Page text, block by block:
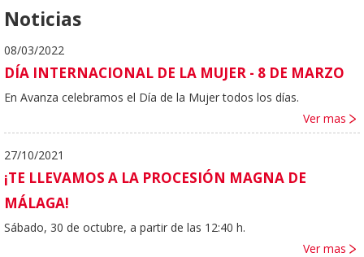
Noticias
08/03/2022
DÍA INTERNACIONAL DE LA MUJER - 8 DE MARZO
En Avanza celebramos el Día de la Mujer todos los días.
Ver mas
27/10/2021
¡TE LLEVAMOS A LA PROCESIÓN MAGNA DE
MÁLAGA!
Sábado, 30 de octubre, a partir de las 12:40 h.
Ver mas